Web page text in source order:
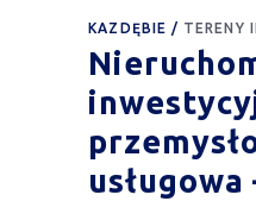
KAZDĘBIE TERENY
usługowa